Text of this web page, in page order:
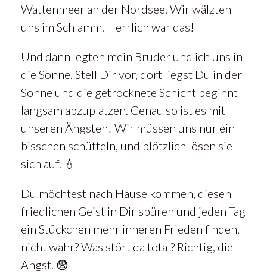
Wattenmeer an der Nordsee. Wir wälzten
uns im Schlamm. Herrlich war das!
Und dann legten mein Bruder und ich uns in
die Sonne. Stell Dir vor, dort liegst Du in der
Sonne und die getrocknete Schicht beginnt
langsam abzuplatzen. Genau so ist es mit
unseren Ängsten! Wir müssen uns nur ein
bisschen schütteln, und plötzlich lösen sie
sich auf. 💧
Du möchtest nach Hause kommen, diesen
friedlichen Geist in Dir spüren und jeden Tag
ein Stückchen mehr inneren Frieden finden,
nicht wahr? Was stört da total? Richtig, die
Angst. 😨